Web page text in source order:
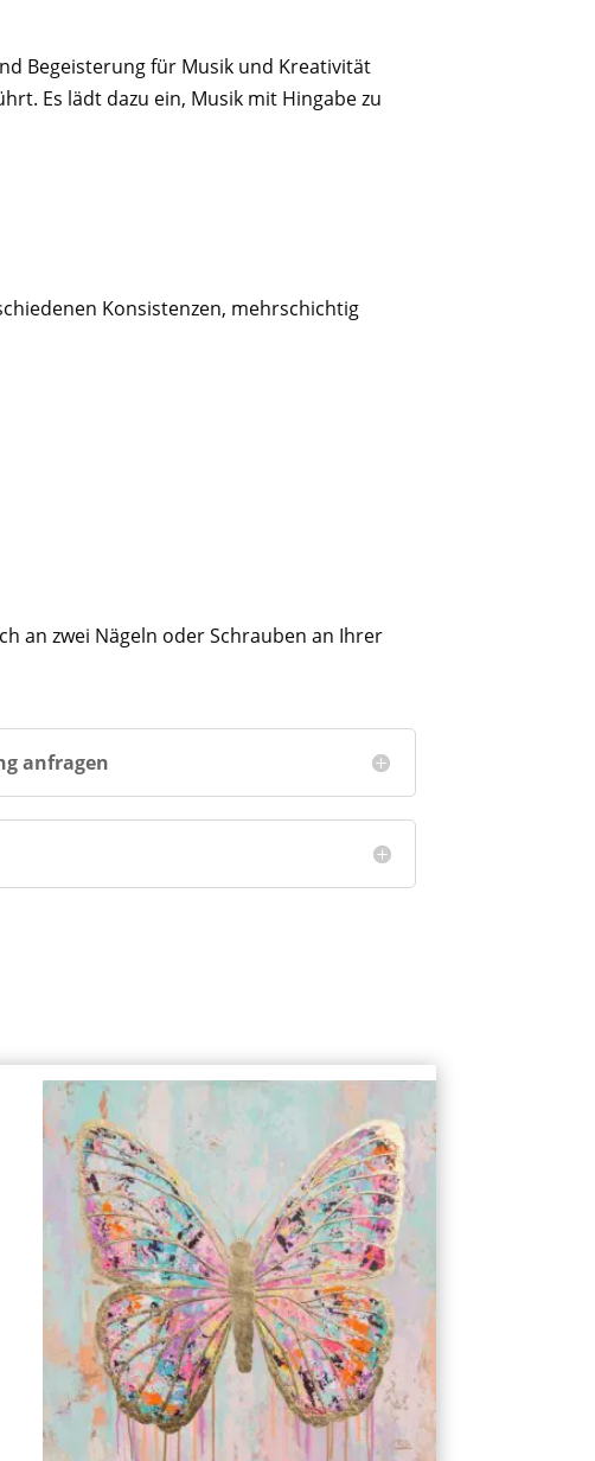
Begeisterung für Musik und Kreativität
Es lädt dazu ein, Musik mit Hingabe zu
Konsistenzen, mehrschichtig
an zwei Nägeln oder Schrauben an Ihrer
anfragen